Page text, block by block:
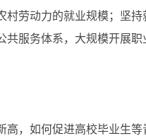
劳动力的就业规模；坚持
服务体系，大规模开展
，如何促进高校毕业生等